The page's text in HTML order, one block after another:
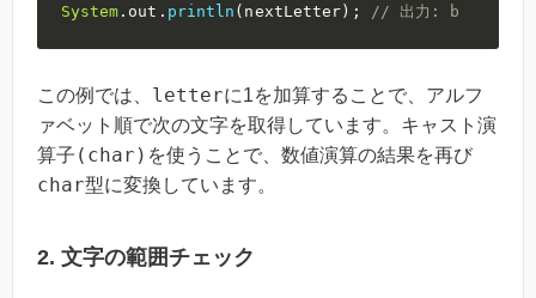
System . out . println ( nextLetter) ; // 出力: b
この例では、 letterに1を加算することで、アルフ
ァベット順で次の文字を取得しています。キャスト演
算子 (char) を使うことで、数値演算の結果を再び
char型に変換しています。
2. 文字の範囲チェック